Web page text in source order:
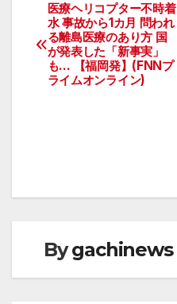
投
稿
ナ
ョ
ン
医療ヘリコプター不時着
水 事故から1カ月 問われ
る離島医療のあり方 国
が発表した「新事実」
も… 【福岡発】(FNNプ
ライムオンライン)
Bygachinews